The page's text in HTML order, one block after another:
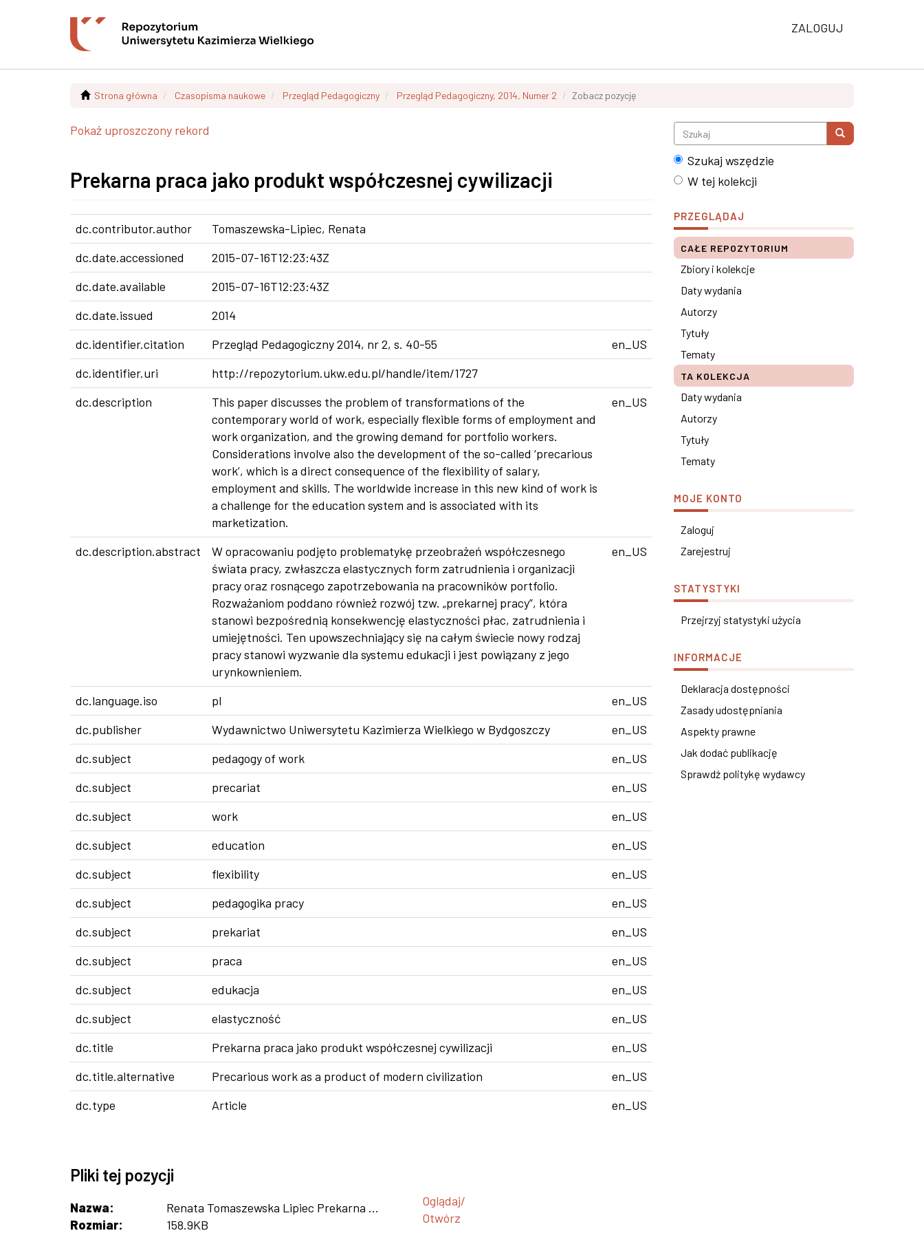
ZALOGUJ
Strona główna Czasopisma naukowe Przegląd Pedagogiczny Przegląd Pedagogiczny, 2014, Numer 2 Zobacz pozycję
Pokaż uproszczony rekord
Prekarna praca jako produkt współczesnej cywilizacji
dc.contributor.author
Tomaszewska-Lipiec, Renata
dc.date.accessioned
2015-07-16T12:23:43Z
dc.date.available
2015-07-16T12:23:43Z
dc.date.issued
2014
dc.identifier.citation
Przegląd Pedagogiczny 2014, nr 2, s. 40-55
en_US
dc.identifier.uri
http://repozytorium.ukw.edu.pl/handle/item/1727
dc.description
This paper discusses the problem of transformations of the
contemporary world of work, especially flexible forms of employment and
work organization, and the growing demand for portfolio workers.
Considerations involve also the development of the so-called ‘precarious
work’, which is a direct consequence of the flexibility of salary,
employment and skills. The worldwide increase in this new kind of work is
a challenge for the education system and is associated with its
marketization.
en_US
dc.description.abstract
W opracowaniu podjęto problematykę przeobrażeń współczesnego
świata pracy, zwłaszcza elastycznych form zatrudnienia i organizacji
pracy oraz rosnącego zapotrzebowania na pracowników portfolio.
Rozważaniom poddano również rozwój tzw. „prekarnej pracy”, która
stanowi bezpośrednią konsekwencję elastyczności płac, zatrudnienia i
umiejętności. Ten upowszechniający się na całym świecie nowy rodzaj
pracy stanowi wyzwanie dla systemu edukacji i jest powiązany z jego
urynkownieniem.
en_US
dc.language.iso pl
en_US
dc.publisher
Wydawnictwo Uniwersytetu Kazimierza Wielkiego w Bydgoszczy
en_US
dc.subject
pedagogy of work
en_US
dc.subject
precariat
en_US
dc.subject
work
en_US
dc.subject
education
en_US
dc.subject
flexibility
en_US
dc.subject
pedagogika pracy
en_US
dc.subject
prekariat
en_US
dc.subject
praca
en_US
dc.subject
edukacja
en_US
dc.subject
elastyczność
en_US
dc.title
Prekarna praca jako produkt współczesnej cywilizacji
en_US
dc.title.alternative
Precarious work as a product of modern civilization
en_US
dc.type
Article en_US
Pliki tej pozycji
Nazwa:
Renata Tomaszewska Lipiec Prekarna ...
Rozmiar:
158.9KB
Oglądaj/
Otwórz
Szukaj wszędzie
W tej kolekcji
PRZEGLĄDAJ
CAŁE REPOZYTORIUM
Zbiory i kolekcje
Daty wydania
Autorzy
Tytuły
Tematy
TA KOLEKCJA
Daty wydania
Autorzy
Tytuły
Tematy
MOJE KONTO
Zaloguj
Zarejestruj
STATYSTYKI
Przejrzyj statystyki użycia
INFORMACJE
Deklaracja dostępności
Zasady udostępniania
Aspekty prawne
Jak dodać publikację
Sprawdź politykę wydawcy